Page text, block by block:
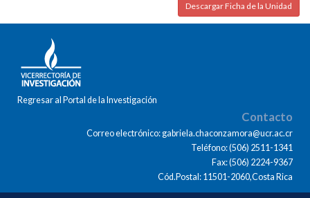
Descargar Ficha de la Unidad
Regresar al Portal de la Investigación
Contacto
Correo electrónico: gabriela.chaconzamora@ucr.ac.cr
Teléfono: (506) 2511-1341
Fax: (506) 2224-9367
Cód.Postal: 11501-2060,Costa Rica